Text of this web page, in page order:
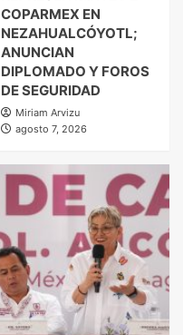
COPARMEX EN
NEZAHUALCÓYOTL;
ANUNCIAN
DIPLOMADO Y FOROS
DE SEGURIDAD
Miriam Arvizu
agosto 7, 2026